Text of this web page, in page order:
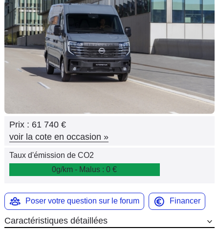
Flottes
Auto
Services
Forum
Prix : 61 740 €
voir la cote en occasion »
Taux d'émission de CO2
0g/km - Malus : 0 €
Poser votre question sur le forum Financer
Caractéristiques détaillées